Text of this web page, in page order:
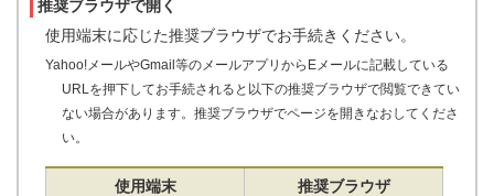
推奨ブラウザで開く
使用端末に応じた推奨ブラウザでお手続きください。
Yahoo!メールやGmail等のメールアプリからEメールに記載している
URLを押下してお手続されると以下の推奨ブラウザで閲覧できてい
ない場合があります。推奨ブラウザでページを開きなおしてくださ
い。
使用端末 推奨ブラウザ